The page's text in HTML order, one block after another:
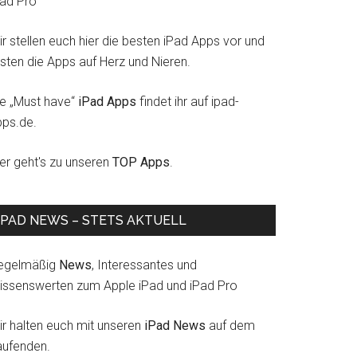
stellen euch hier die besten iPad Apps vor und
die Apps auf Herz und Nieren.
„Must have“ iPad Apps findet ihr auf ipad-
geht's zu unseren TOP Apps.
NEWS – STETS AKTUELL
News, Interessantes und
zum Apple iPad und iPad Pro
halten euch mit unseren iPad News auf dem